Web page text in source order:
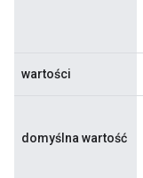
wartości
domyślna wartość